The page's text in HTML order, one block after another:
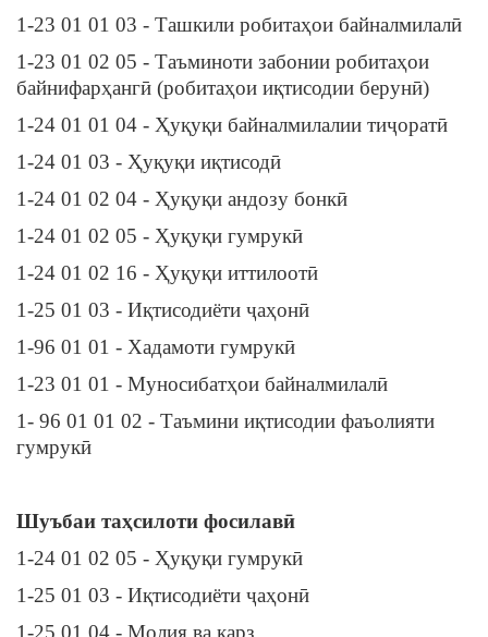
1-23 01 01 03 - Ташкили робитаҳои байналмилалӣ
1-23 01 02 05 - Таъминоти забонии робитаҳои
байнифарҳангӣ (робитаҳои иқтисодии берунӣ)
1-24 01 01 04 - Ҳуқуқи байналмилалии тиҷоратӣ
1-24 01 03 - Ҳуқуқи иқтисодӣ
1-24 01 02 04 - Ҳуқуқи андозу бонкӣ
1-24 01 02 05 - Ҳуқуқи гумрукӣ
1-24 01 02 16 - Ҳуқуқи иттилоотӣ
1-25 01 03 - Иқтисодиёти ҷаҳонӣ
1-96 01 01 - Хадамоти гумрукӣ
1-23 01 01 - Муносибатҳои байналмилалӣ
1- 96 01 01 02 - Таъмини иқтисодии фаъолияти
гумрукӣ
Шуъбаи таҳсилоти фосилавӣ
1-24 01 02 05 - Ҳуқуқи гумрукӣ
1-25 01 03 - Иқтисодиёти ҷаҳонӣ
1-25 01 04 - Молия ва қарз